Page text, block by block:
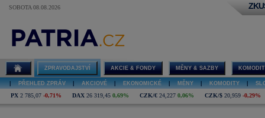
SOBOTA 08.08.2026
ZPRAVODAJSTVÍ AKCIE & FONDY MĚNY & SAZBY
PŘEHLED ZPRÁV AKCIOVÉ EKONOMICKÉ MĚNY KOMODITY
PX 2 785,07 -0,71% DAX 26 319,45 0,69% CZK/€ 24,227 0,06% CZK/$ 20,959 -0,29%